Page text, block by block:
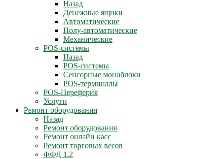
Назад
Денежные ящики
Автоматические
Полу-автоматические
Механические
POS-системы
Назад
POS-системы
Сенсорные моноблоки
POS-терминалы
POS-Переферия
Услуги
Ремонт оборудования
Назад
Ремонт оборудования
Ремонт онлайн касс
Ремонт торговых весов
ФФД 1.2